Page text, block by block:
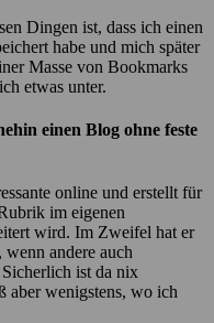
Dingen ist, dass ich einen
habe und mich später
Masse von Bookmarks
etwas unter.
einen Blog ohne feste
online und erstellt für
im eigenen
wird. Im Zweifel hat er
andere auch
Sicherlich ist da nix
aber wenigstens, wo ich